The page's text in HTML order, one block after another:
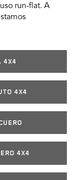
run-flat. A
4X4
4X4
4X4